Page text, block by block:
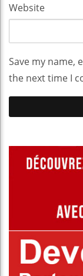
Website
Save my name,
the next time I